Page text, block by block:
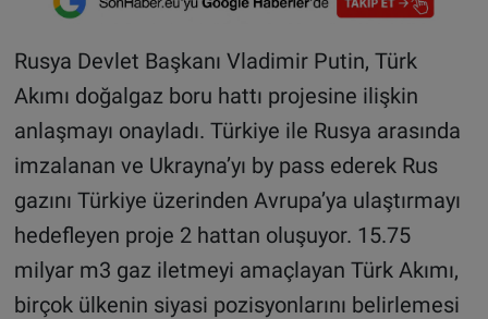
Rusya Devlet Başkanı Vladimir Putin, Türk
Akımı doğalgaz boru hattı projesine ilişkin
anlaşmayı onayladı. Türkiye ile Rusya arasında
imzalanan ve Ukrayna’yı by pass ederek Rus
gazını Türkiye üzerinden Avrupa’ya ulaştırmayı
hedefleyen proje 2 hattan oluşuyor. 15.75
milyar m3 gaz iletmeyi amaçlayan Türk Akımı,
birçok ülkenin siyasi pozisyonlarını belirlemesi